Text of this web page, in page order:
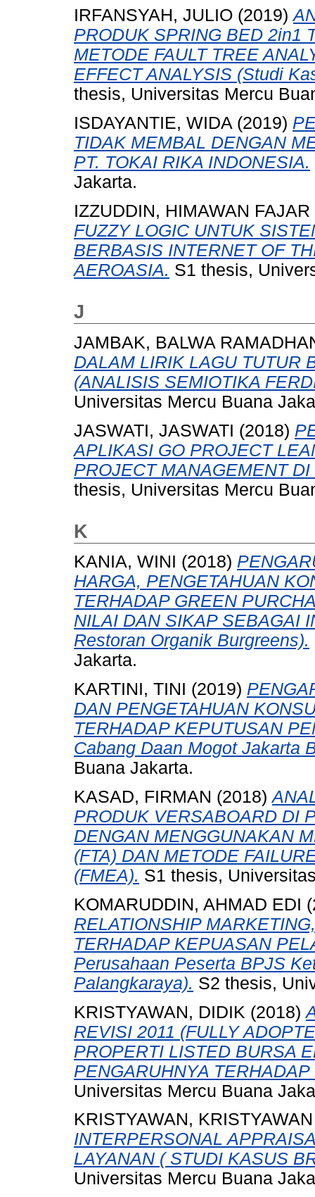
IRFANSYAH, JULIO (2019)
PRODUK SPRING BED 2in1
METODE FAULT TREE
EFFECT ANALYSIS (Studi
thesis, Universitas Mercu
ISDAYANTIE, WIDA (2019)
TIDAK MEMBAL DENGAN
PT. TOKAI RIKA INDONESIA.
Jakarta.
IZZUDDIN, HIMAWAN FAJAR
FUZZY LOGIC UNTUK
BERBASIS INTERNET OF
AEROASIA. S1 thesis,
J
JAMBAK, BALWA
DALAM LIRIK LAGU TUTUR
(ANALISIS SEMIOTIKA
Universitas Mercu Buana
JASWATI, JASWATI (2018)
APLIKASI GO PROJECT
PROJECT MANAGEMENT
thesis, Universitas Mercu
K
KANIA, WINI (2018)
HARGA, PENGETAHUAN
TERHADAP GREEN
NILAI DAN SIKAP SEBAGAI
Restoran Organik Burgreens).
Jakarta.
KARTINI, TINI (2019)
DAN PENGETAHUAN
TERHADAP KEPUTUSAN
Cabang Daan Mogot Jakarta
Buana Jakarta.
KASAD, FIRMAN (2018)
PRODUK VERSABOARD DI
DENGAN MENGGUNAKAN
(FTA) DAN METODE
(FMEA). S1 thesis,
KOMARUDDIN, AHMAD EDI
RELATIONSHIP
TERHADAP KEPUASAN
Perusahaan Peserta BPJS
Palangkaraya). S2 thesis,
KRISTYAWAN, DIDIK (2018)
REVISI 2011 (FULLY
PROPERTI LISTED BURSA
PENGARUHNYA
Universitas Mercu Buana
KRISTYAWAN, KRISTYAWAN
INTERPERSONAL
LAYANAN ( STUDI KASUS
Universitas Mercu Buana